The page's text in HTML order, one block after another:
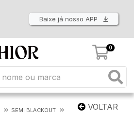
Baixe já nosso APP
0
VOLTAR
SEMI BLACKOUT